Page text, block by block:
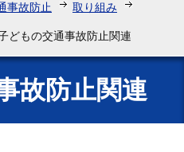
事故防止 取り組み
どもの交通事故防止関連
故防止関連